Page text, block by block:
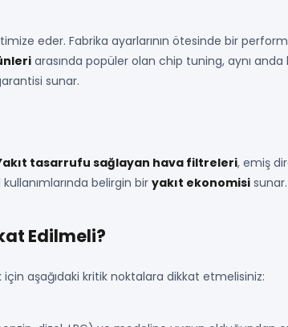
eder. Fabrika ayarlarının ötesinde bir
arasında popüler olan chip tuning, aynı anda
sunar.
tasarrufu sağlayan hava filtreleri, emiş
belirgin bir yakıt ekonomisi sunar.
Edilmeli?
aşağıdaki kritik noktalara dikkat etmelisiniz: